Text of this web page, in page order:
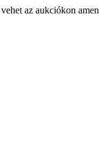
az aukciókon